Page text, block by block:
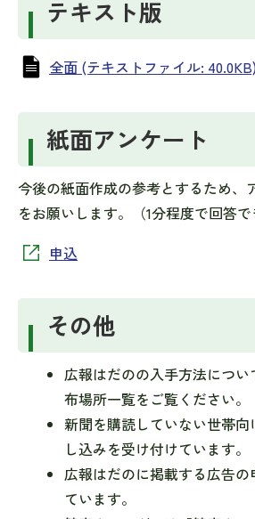
テキスト版
全面 (テキストファイル: 40.0KB)
紙面アンケート
今後の紙面作成の参考とするため、
をお願いします。（1分程度で回答で
申込
その他
広報はだのの入手方法につ
布場所一覧をご覧ください。
新聞を購読していない世帯
し込みを受け付けています。
広報はだのに掲載する広告
ています。